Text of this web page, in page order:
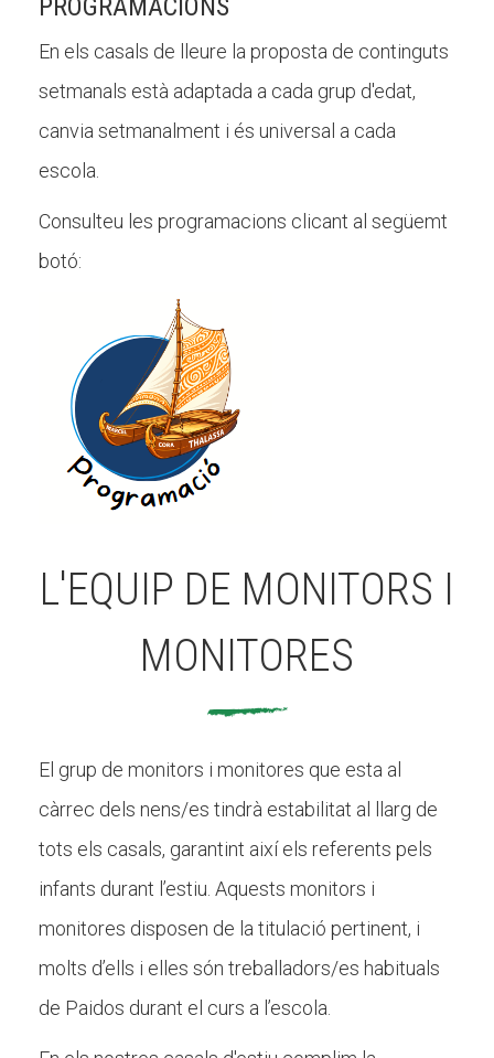
PROGRAMACIONS
En els casals de lleure la proposta de continguts
setmanals està adaptada a cada grup d'edat,
canvia setmanalment i és universal a cada
escola.
Consulteu les programacions clicant al següemt
botó:
L'EQUIP DE MONITORS I
MONITORES
El grup de monitors i monitores que esta al
càrrec dels nens/es tindrà estabilitat al llarg de
tots els casals, garantint així els referents pels
infants durant l’estiu. Aquests monitors i
monitores disposen de la titulació pertinent, i
molts d’ells i elles són treballadors/es habituals
de Paidos durant el curs a l’escola.